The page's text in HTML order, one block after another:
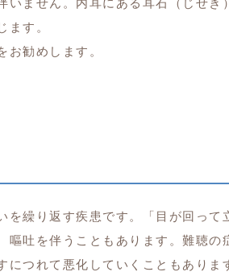
ます。
勧めします。
繰り返す疾患です。「目が回って
吐を伴うこともあります。難聴の
つれて悪化していくこともありま